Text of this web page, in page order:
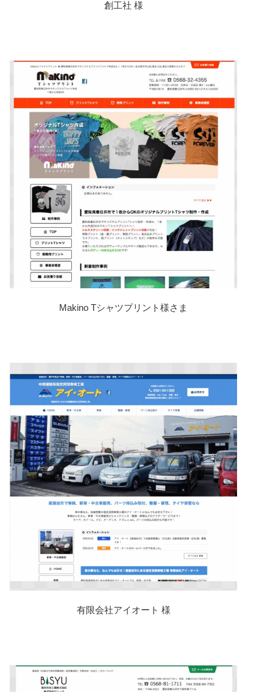
創工社 様
Makino Tシャツプリント様さま
有限会社アイオート 様